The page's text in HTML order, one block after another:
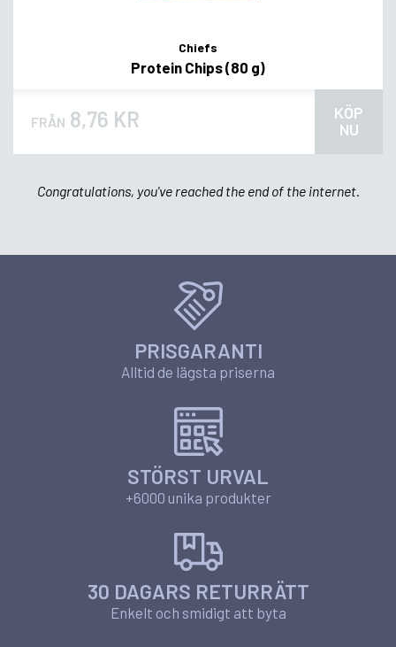
Chiefs
Protein Chips (80 g)
FRÅN 8,76 KR
KÖP
NU
Congratulations, you've reached the end of the internet.
PRISGARANTI
Alltid de lägsta priserna
STÖRST URVAL
+6000 unika produkter
30 DAGARS RETURRÄTT
Enkelt och smidigt att byta